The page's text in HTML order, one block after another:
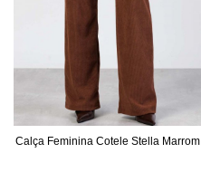
Calça Feminina Cotele Stella Marrom